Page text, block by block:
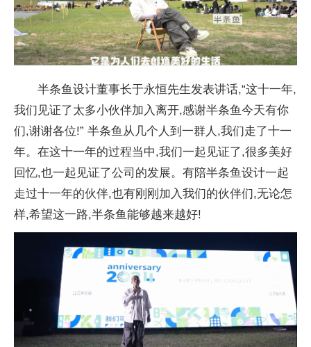
半条鱼设计董事长于永恒先生发表讲话,“这十一年,
我们见证了太多小伙伴加入离开,感谢半条鱼今天有你
们,谢谢各位!” 半条鱼从几个人到一群人,我们走了十一
年。在这十一年的过程当中,我们一起见证了,很多美好
回忆,也一起见证了公司的发展。有陪半条鱼设计一起
走过十一年的伙伴,也有刚刚加入我们的伙伴们,无论怎
样,希望这一路,半条鱼能够越来越好!